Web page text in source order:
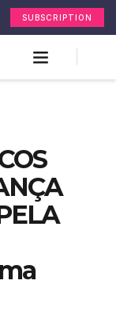
SUBSCRIPTION